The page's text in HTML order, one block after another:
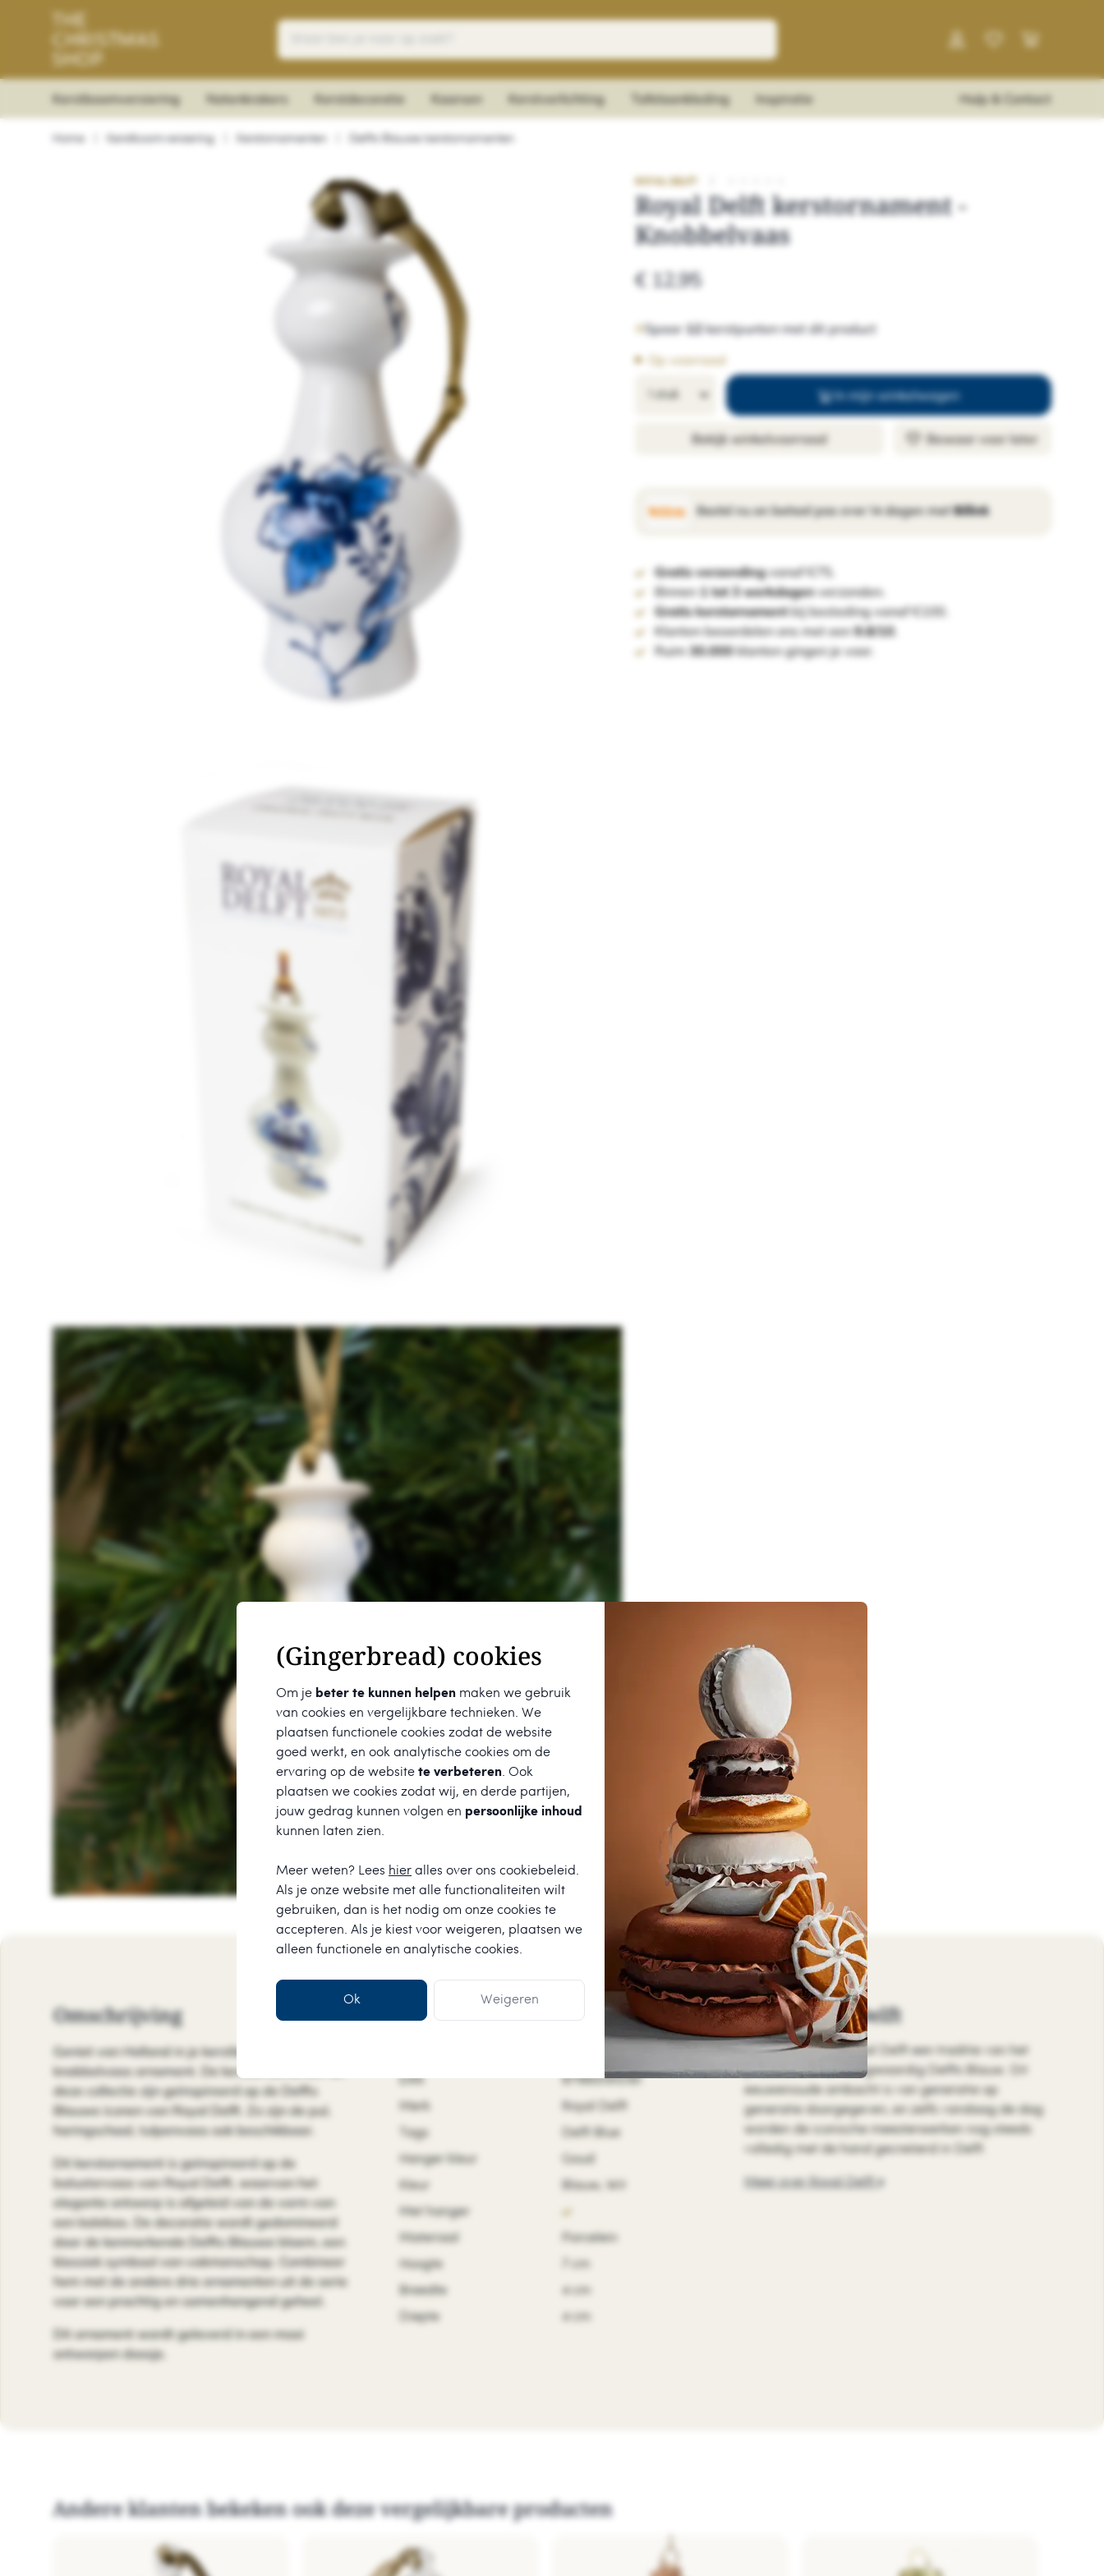
(Gingerbread) cookies
Om je beter te kunnen helpen maken we gebruik
van cookies en vergelijkbare technieken. We
plaatsen functionele cookies zodat de website
goed werkt, en ook analytische cookies om de
ervaring op de website te verbeteren. Ook
plaatsen we cookies zodat wij, en derde partijen,
jouw gedrag kunnen volgen en persoonlijke inhoud
kunnen laten zien.
Meer weten? Lees hier alles over ons cookiebeleid.
Als je onze website met alle functionaliteiten wilt
gebruiken, dan is het nodig om onze cookies te
accepteren. Als je kiest voor weigeren, plaatsen we
alleen functionele en analytische cookies.
Ok Weigeren
Kerstboomversiering Notenkrakers Kerstdecoratie Kaarsen Kerstverlichting Tafelaankleding Inspiratie Hulp & Contact
Delfts Blauwe kerstornamenten
Royal Delft kerstornament -
Knobbelvaas
€ 12,95
Spaar 12kerstpunten met dit product
Op voorraad
In mijn winkelwagen
Bekijk winkelvoorraad Bewaar voor later
Bestel nu en betaal pas over 14 dagen met Billink
Gratis verzendingvanaf €75.
Binnen 1 tot 3 werkdagenverzonden.
Gratis kerstornamentbij besteding vanaf €100.
Klanten beoordelen ons met een9.8/10
Ruim 30.000klanten gingen je voor.
Omschrijving
Geniet van Holland in je kerstboom met het
knobbelvaas ornament. De kerstornamenten uit
deze collectie zijn geïnspireerd op de Delfts
Blauwe iconen van Royal Delft. Zo zijn de pul,
haringschaal, tulpenvaas ook beschikbaar.
Dit kerstornament is geïnspireerd op de
balustervaas van Royal Delft, waarvan het
elegante ontwerp is afgeleid van de vorm van
een kalebas. De decoratie wordt gedomineerd
door de kenmerkende Delfts Blauwe bloem, een
klassiek symbool van vakmanschap. Combineer
hem met de andere drie ornamenten uit de serie
voor een prachtig en samenhangend geheel.
Dit ornament wordt geleverd in een mooi
ontworpen doosje.
Kenmerken
EAN
8718651910181
Merk
Royal Delft
Tags
Delft Blue
Hanger kleur
Goud
Kleur
Blauw, Wit
Met hanger
Materiaal
Porcelein
Hoogte
Breedte
Diepte
Over Royal Delft
Sinds 1653 heeft Royal Delft een traditie van het
produceren van hoogwaardig Delfts Blauw. Dit
eeuwenoude ambacht is van generatie op
generatie doorgegeven, en zelfs vandaag de dag
worden de iconische meesterwerken nog steeds
volledig met de hand gecreëerd in Delft.
Meer over Royal Delft
Andere klanten bekeken ook deze vergelijkbare producten